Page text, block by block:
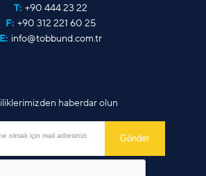
T: +90 444 23 22
F: +90 312 221 60 25
E: info@tobbund.com.tr
haberdar olun